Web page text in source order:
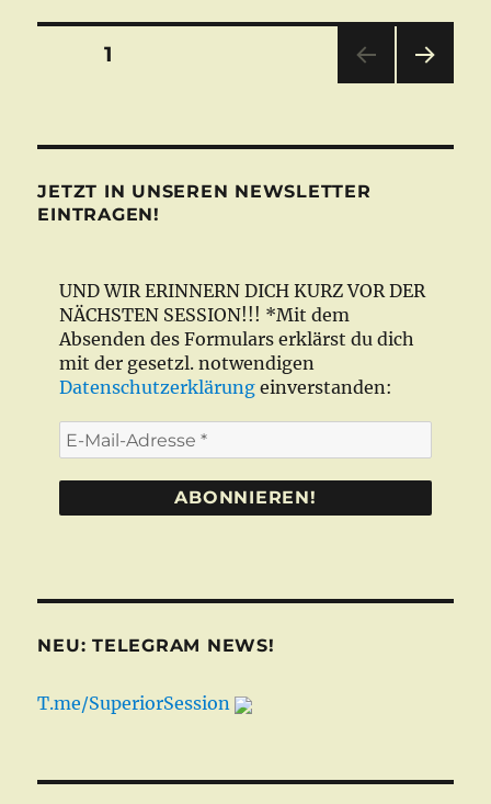
Lyrico“
Beitragsnavigation
SEITE1
E
JETZT IN UNSEREN NEWSLETTER
EINTRAGEN!
UND WIR ERINNERN DICH KURZ VOR DER
NÄCHSTEN SESSION!!! *Mit dem
Absenden des Formulars erklärst du dich
mit der gesetzl. notwendigen
Datenschutzerklärung einverstanden:
E-
Mail-
Adresse
NEU: TELEGRAM NEWS!
T.me/SuperiorSession